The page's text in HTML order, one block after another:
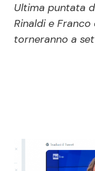
Politica
News Musica
Ultima puntata
Rinaldi e
torneranno a